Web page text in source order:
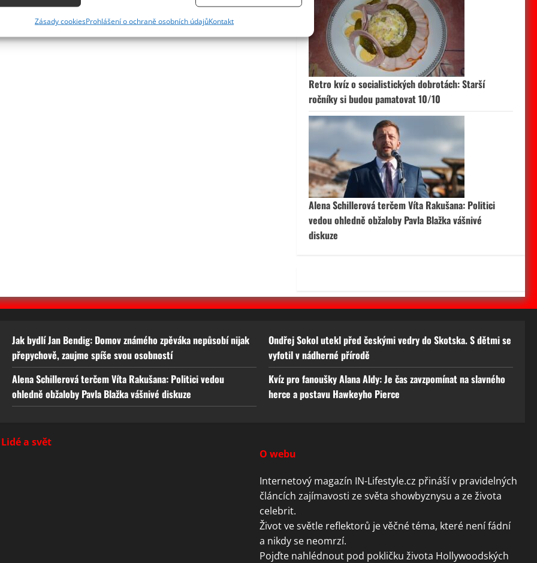
aktivně vyžádaných informací.
Zásady cookiesProhlášení o ochraně osobních údajůKontakt
Retro kvíz o socialistických dobrotách: Starší
ročníky si budou pamatovat 10/10
Alena Schillerová terčem Víta Rakušana: Politici
vedou ohledně obžaloby Pavla Blažka vášnivé
diskuze
Jak bydlí Jan Bendig: Domov známého zpěváka nepůsobí nijak
přepychově, zaujme spíše svou osobností
Ondřej Sokol utekl před českými vedry do Skotska. S dětmi se
vyfotil v nádherné přírodě
Alena Schillerová terčem Víta Rakušana: Politici vedou
ohledně obžaloby Pavla Blažka vášnivé diskuze
Kvíz pro fanoušky Alana Aldy: Je čas zavzpomínat na slavného
herce a postavu Hawkeyho Pierce
Lidé a svět
O webu
Internetový magazín IN-Lifestyle.cz přináší v pravidelných
článcích zajímavosti ze světa showbyznysu a ze života
celebrit.
Život ve světle reflektorů je věčné téma, které není fádní
a nikdy se neomrzí.
Pojďte nahlédnout pod pokličku života Hollywoodských